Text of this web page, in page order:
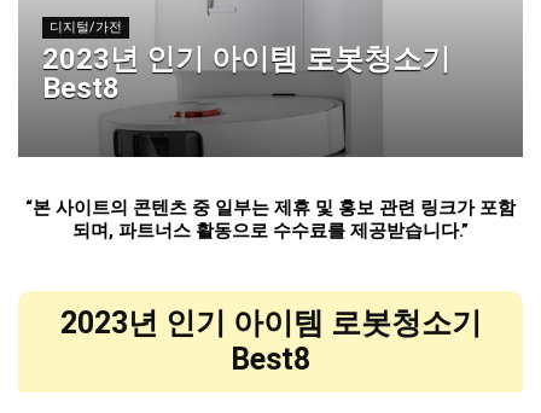
디지털/가전
2023년 인기 아이템 로봇청소기
Best8
“본 사이트의 콘텐츠 중 일부는 제휴 및 홍보 관련 링크가 포함
되며, 파트너스 활동으로 수수료를 제공받습니다.”
2023년 인기 아이템 로봇청소기
Best8